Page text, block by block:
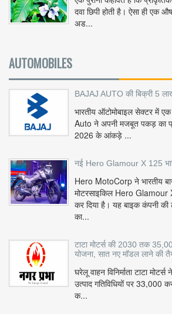
दवा छिपी होती है। ऐसा ही एक
अड...
AUTOMOBILES
BAJAJ AUTO की बिक्री 5
भारतीय ऑटोमोबाइल सेक्टर में
Auto ने अपनी मजबूत पकड़ का
2026 के आंकड़े ...
नई Hero Glamour X 125
Hero MotoCorp ने भारतीय
मोटरसाइकिल Hero
कर दिया है। यह बाइक कंपनी
का...
टाटा मोटर्स की 2030 तक
योजना, सात नए मॉडल लाने की
घरेलू वाहन विनिर्माता टाटा
उत्पाद गतिविधियों पर
क...